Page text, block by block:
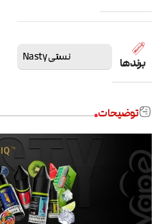
برندها نستی Nasty
توضیحات